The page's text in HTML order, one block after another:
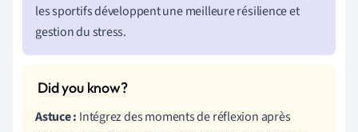
les sportifs développent une meilleure résilience et
gestion du stress.
Astuce : Intégrez des moments de réflexion après